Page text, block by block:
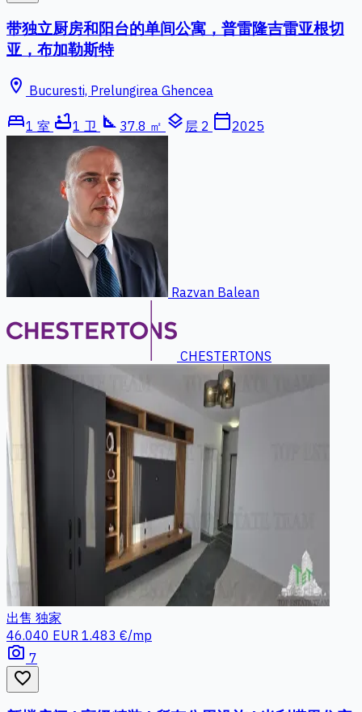
带独立厨房和阳台的单间公寓，普雷隆吉雷亚根切
亚，布加勒斯特
location_on Bucuresti, Prelungirea Ghencea
bed1 室 bathtub1 卫 square_foot 37.8 ㎡ layers 层 2 calendar_today2025
Razvan Balean
CHESTERTONS
出售 独家
46.040 EUR 1.483 €/mp
photo_camera 7
favorite_border